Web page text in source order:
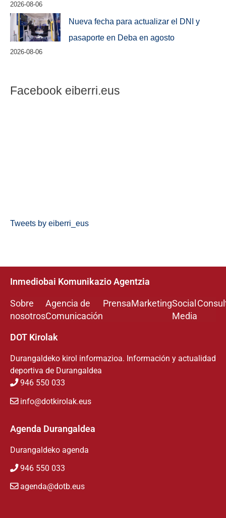
2026-08-06
Nueva fecha para actualizar el DNI y
pasaporte en Deba en agosto
2026-08-06
Facebook eiberri.eus
Tweets by eiberri_eus
Inmediobai Komunikazio Agentzia
Sobre
nosotros
Agencia de
Comunicación
PrensaMarketingSocial
Media
DOT Kirolak
Durangaldeko kirol informazioa. Información y actualidad
deportiva de Durangaldea
946 550 033
info@dotkirolak.eus
Agenda Durangaldea
Durangaldeko agenda
946 550 033
agenda@dotb.eus